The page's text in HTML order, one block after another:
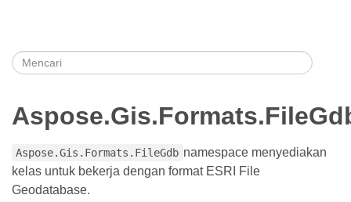
Aspose.Gis.Formats.FileGdb namespace menyediakan
kelas untuk bekerja dengan format ESRI File
Geodatabase.